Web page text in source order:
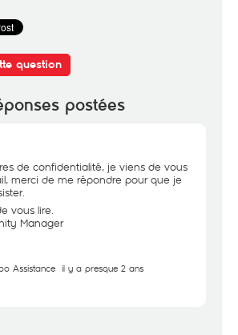
question
postées
de confidentialité, je viens de vous
merci de me répondre pour que je
vous lire.
Manager
Assistance il y a presque 2 ans